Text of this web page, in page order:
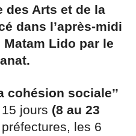
des Arts et de la
dans l’après-midi
Lido par le
cohésion sociale’’
jours (8 au 23
les 6